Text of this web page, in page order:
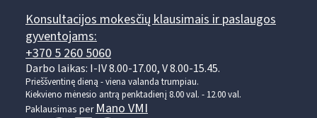
Konsultacijos mokesčių klausimais ir paslaugos
gyventojams:
+370 5 260 5060
Darbo laikas: I-IV 8.00-17.00, V 8.00-15.45.
Prieššventinę dieną - viena valanda trumpiau.
Kiekvieno mėnesio antrą penktadienį 8.00 val. - 12.00 val.
Paklausimas per Mano VMI